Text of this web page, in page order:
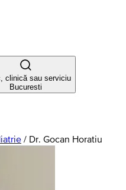
clinică sau serviciu
Bucuresti
/ Dr. Gocan Horatiu